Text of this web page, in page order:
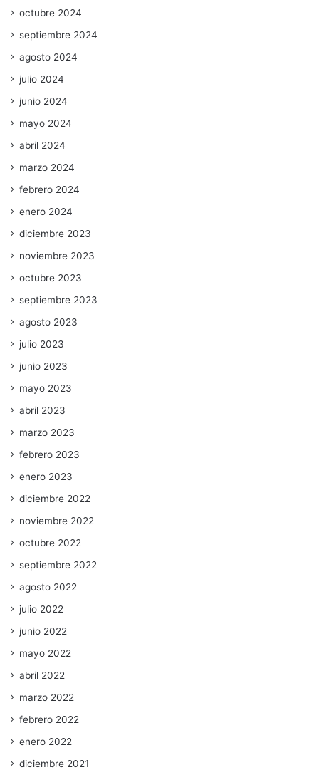
octubre 2024
septiembre 2024
agosto 2024
julio 2024
junio 2024
mayo 2024
abril 2024
marzo 2024
febrero 2024
enero 2024
diciembre 2023
noviembre 2023
octubre 2023
septiembre 2023
agosto 2023
julio 2023
junio 2023
mayo 2023
abril 2023
marzo 2023
febrero 2023
enero 2023
diciembre 2022
noviembre 2022
octubre 2022
septiembre 2022
agosto 2022
julio 2022
junio 2022
mayo 2022
abril 2022
marzo 2022
febrero 2022
enero 2022
diciembre 2021